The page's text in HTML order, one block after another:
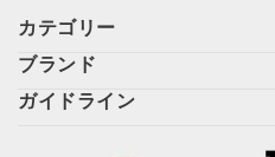
カテゴリー
ブランド
ガイドライン